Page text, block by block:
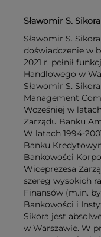
Sławomir S. Sikora
Sławomir S.
doświadczenie w
2021 r. pełnił
Handlowego w
Sławomir S.
Management
Wcześniej w
Zarządu Banku
W latach 1994-
Banku
Bankowości
Wiceprezesa
szereg wysokich
Finansów (m.in.
Bankowości i
Sikora jest
w Warszawie. W